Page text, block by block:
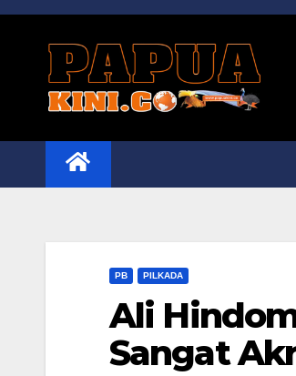
Skip
PB PILKADA
Ali
Sangat